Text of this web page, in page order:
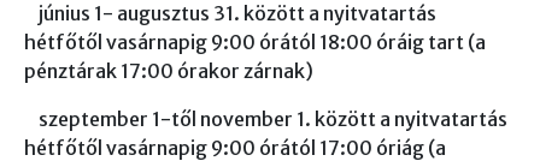
június 1- augusztus 31. között a nyitvatartás
hétfőtől vasárnapig 9:00 órától 18:00 óráig tart (a
pénztárak 17:00 órakor zárnak)
szeptember 1-től november 1. között a nyitvatartás
hétfőtől vasárnapig 9:00 órától 17:00 óriág (a